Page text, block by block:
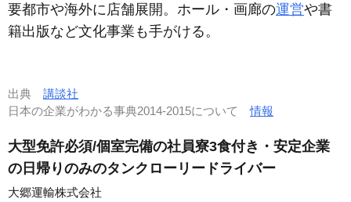
要都市や海外に店舗展開。ホール・画廊の運営や書
籍出版など文化事業も手がける。
出典 講談社
日本の企業がわかる事典2014-2015について情報
大型免許必須/個室完備の社員寮3食付き・安定企業
の日帰りのみのタンクローリードライバー
大郷運輸株式会社